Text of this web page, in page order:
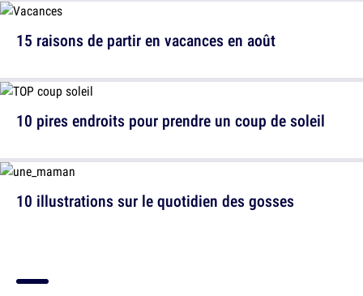
10 pires endroits pour prendre un coup de soleil
15 raisons de partir en vacances en août
10 illustrations sur le quotidien des gosses